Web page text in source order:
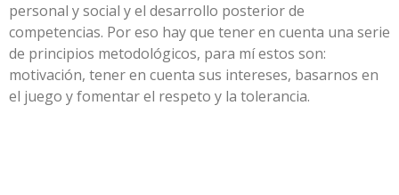
personal y social y el desarrollo posterior de
competencias. Por eso hay que tener en cuenta una serie
de principios metodológicos, para mí estos son:
motivación, tener en cuenta sus intereses, basarnos en
el juego y fomentar el respeto y la tolerancia.